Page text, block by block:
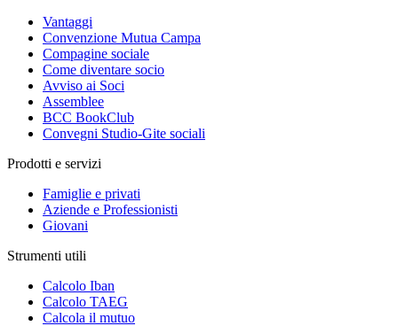
Vantaggi
Convenzione Mutua Campa
Compagine sociale
Come diventare socio
Avviso ai Soci
Assemblee
BCC BookClub
Convegni Studio-Gite sociali
Prodotti e servizi
Famiglie e privati
Aziende e Professionisti
Giovani
Strumenti utili
Calcolo Iban
Calcolo TAEG
Calcola il mutuo